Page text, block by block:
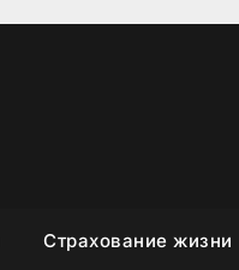
Страхование жизни